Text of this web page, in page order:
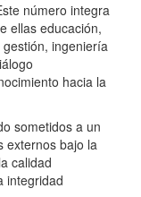
número integra
ellas educación,
ingeniería
hacia la
sometidos a un
externos bajo la
calidad
integridad